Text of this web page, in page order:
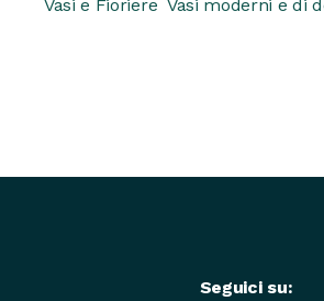
ha
del
Vasi e Fioriere Vasi moderni e di
Seguici su: